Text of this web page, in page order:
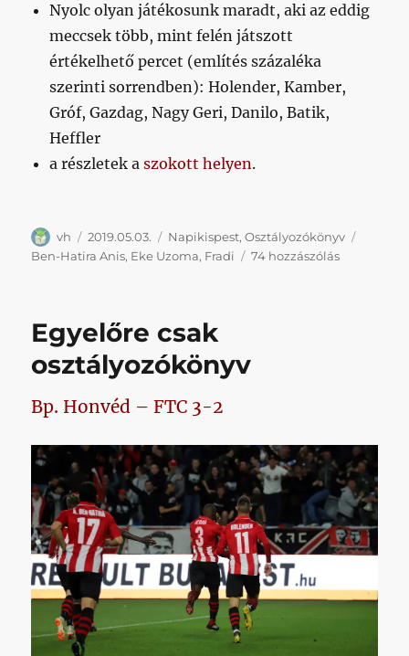
Nyolc olyan játékosunk maradt, aki az eddig
meccsek több, mint felén játszott
értékelhető percet (említés százaléka
szerinti sorrendben): Holender, Kamber,
Gróf, Gazdag, Nagy Geri, Danilo, Batik,
Heffler
a részletek aszokott helyen.
Szerző
vh Közzétéve
2019.05.03. Kategória
Napikispest,Osztályozókönyv
Ben-Hatira Anis, Eke Uzoma, Fradi 74 hozzászólás
Egyelőre csak
osztályozókönyv
Bp. Honvéd – FTC 3-2